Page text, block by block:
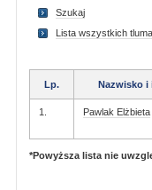
Szukaj
Lista wszystkich
Lp. Nazwisko i
1. Pawlak Elżbieta
*Powyższa lista nie